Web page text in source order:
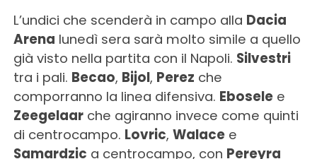
L’undici che scenderà in campo alla Dacia
Arena lunedì sera sarà molto simile a quello
già visto nella partita con il Napoli. Silvestri
tra i pali. Becao, Bijol, Perez che
comporranno la linea difensiva. Eboselee
Zeegelaarche agiranno invece come quinti
di centrocampo. Lovric, Walacee
Samardzic a centrocampo, con Pereyra